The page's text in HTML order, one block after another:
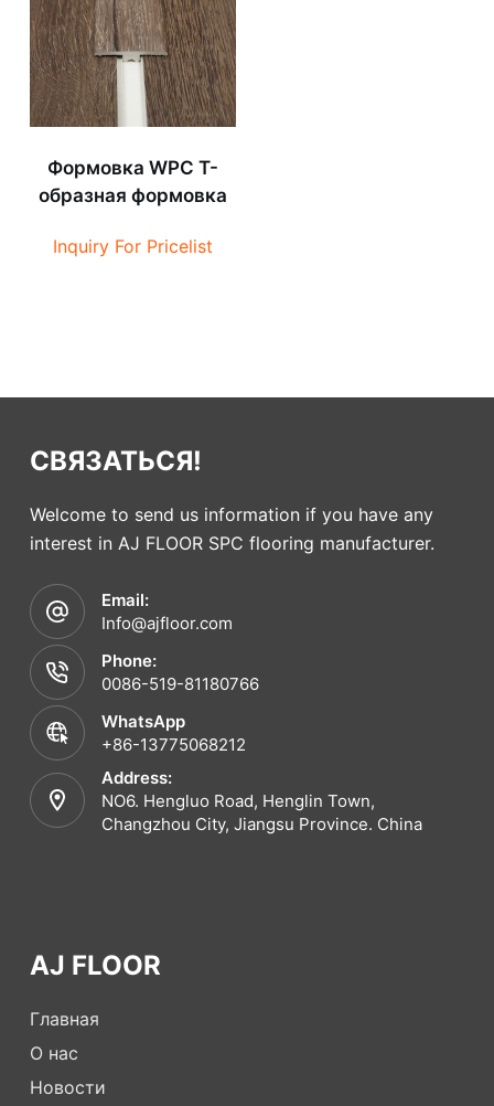
Формовка WPC Т-
образная формовка
Inquiry For Pricelist
СВЯЗАТЬСЯ!
Welcome to send us information if you have any
interest in AJ FLOOR SPC flooring manufacturer.
Email:
Info@ajfloor.com
Phone:
0086-519-81180766
WhatsApp
+86-13775068212
Address:
NO6. Hengluo Road, Henglin Town,
Changzhou City, Jiangsu Province. China
AJ FLOOR
Главная
О нас
Новости